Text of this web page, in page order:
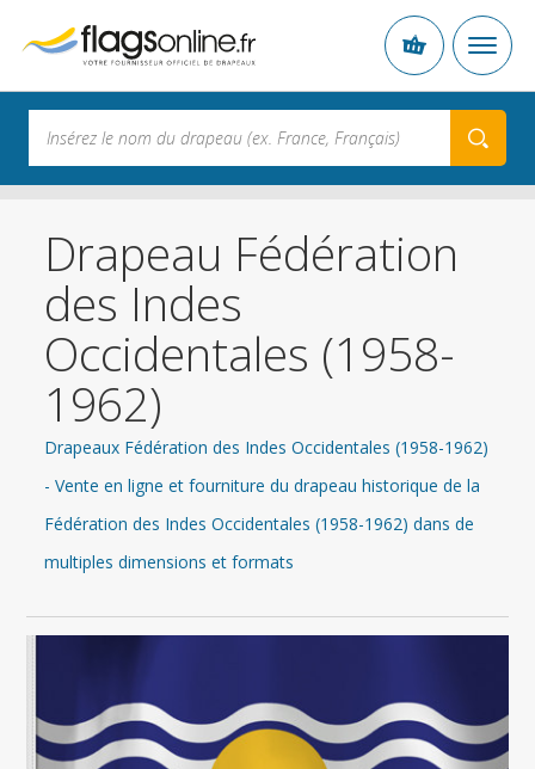
Drapeau Fédération
des Indes
Occidentales (1958-
1962)
Drapeaux Fédération des Indes Occidentales (1958-1962)
- Vente en ligne et fourniture du drapeau historique de la
Fédération des Indes Occidentales (1958-1962) dans de
multiples dimensions et formats